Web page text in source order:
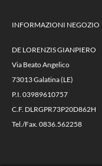
INFORMAZIONI NEGOZIO
DE LORENZIS GIANPIERO
Via Beato Angelico
73013 Galatina (LE)
P.I. 03989610757
C.F. DLRGPR73P20D862H
Tel./Fax. 0836.562258